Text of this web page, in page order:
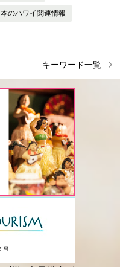
本のハワイ関連情報
キーワード一覧